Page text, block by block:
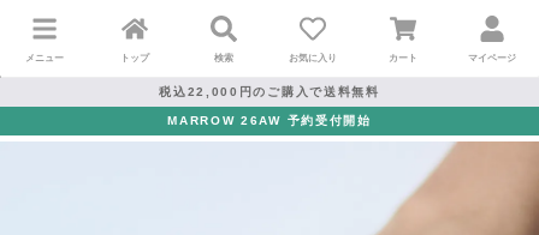
メニュー トップ 検索 お気に入り カート マイページ
税込22,000円のご購入で送料無料
MARROW 26AW 予約受付開始